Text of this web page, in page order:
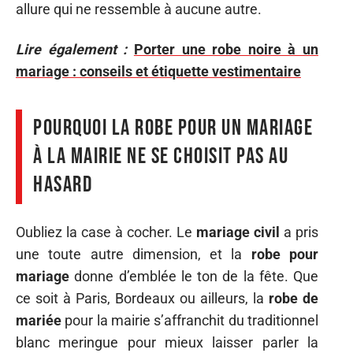
allure qui ne ressemble à aucune autre.
Lire également : Porter une robe noire à un
mariage : conseils et étiquette vestimentaire
Pourquoi la robe pour un mariage
à la mairie ne se choisit pas au
hasard
Oubliez la case à cocher. Le mariage civil a pris
une toute autre dimension, et la robe pour
mariage donne d’emblée le ton de la fête. Que
ce soit à Paris, Bordeaux ou ailleurs, la robe de
mariée pour la mairie s’affranchit du traditionnel
blanc meringue pour mieux laisser parler la